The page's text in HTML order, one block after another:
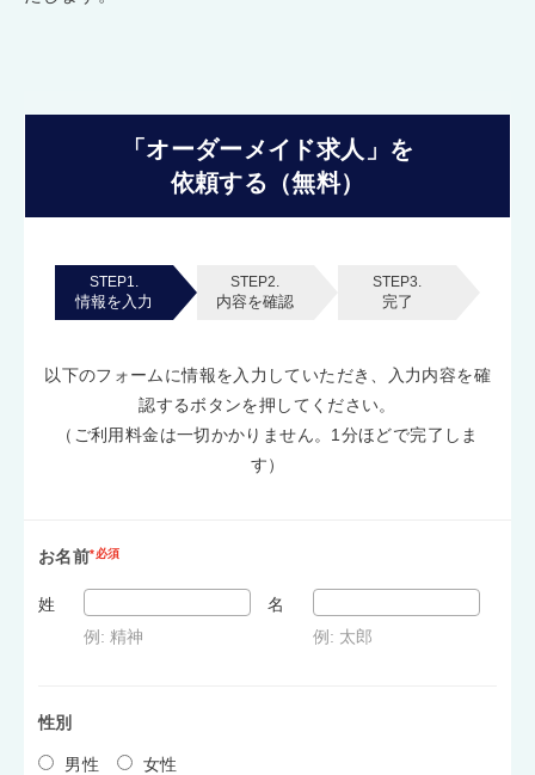
「オーダーメイド求人」を
依頼する（無料）
STEP1.
情報を入力
STEP2.
内容を確認
STEP3.
完了
以下のフォームに情報を入力していただき、入力内容を確
認するボタンを押してください。
（ご利用料金は一切かかりません。1分ほどで完了しま
す）
お名前*必須
姓
例: 精神
名
例: 太郎
性別
男性 女性